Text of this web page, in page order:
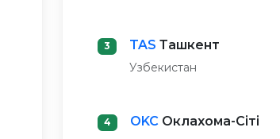
3 TAS Ташкент
Узбекистан
4 OKCОклахома-Сіті